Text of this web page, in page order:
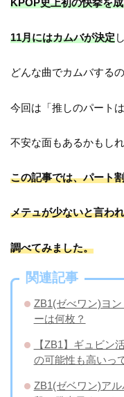
11月にはカムバが決定
どんな曲でカムバする
今回は「推しのパート
不安な面もあるかもしれ
この記事では、パート
メテュが少ないと言わ
調べてみました。
関連記事
ZB1(ゼべワン)ヨ
ーは何枚？
【ZB1】ギュビン
の可能性も高いっ
ZB1(ゼベワン)ア